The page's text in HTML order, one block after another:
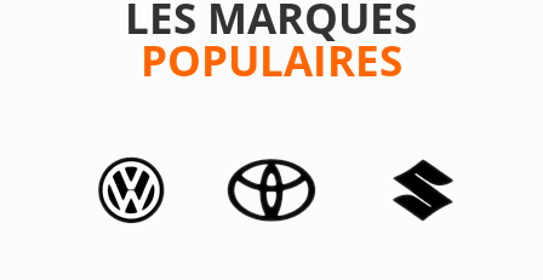
LES MARQUES
POPULAIRES